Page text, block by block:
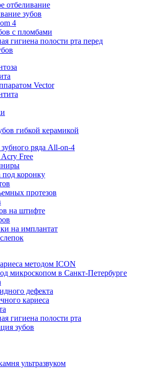
отбеливание
зубов
4
с пломбами
гигиена полости рта перед
Vector
гибкой керамикой
ряда All‑on‑4
Free
под коронку
протезов
на штифте
на имплантат
методом ICON
микроскопом в Санкт-Петербурге
дефекта
кариеса
гигиена полости рта
зубов
ультразвуком